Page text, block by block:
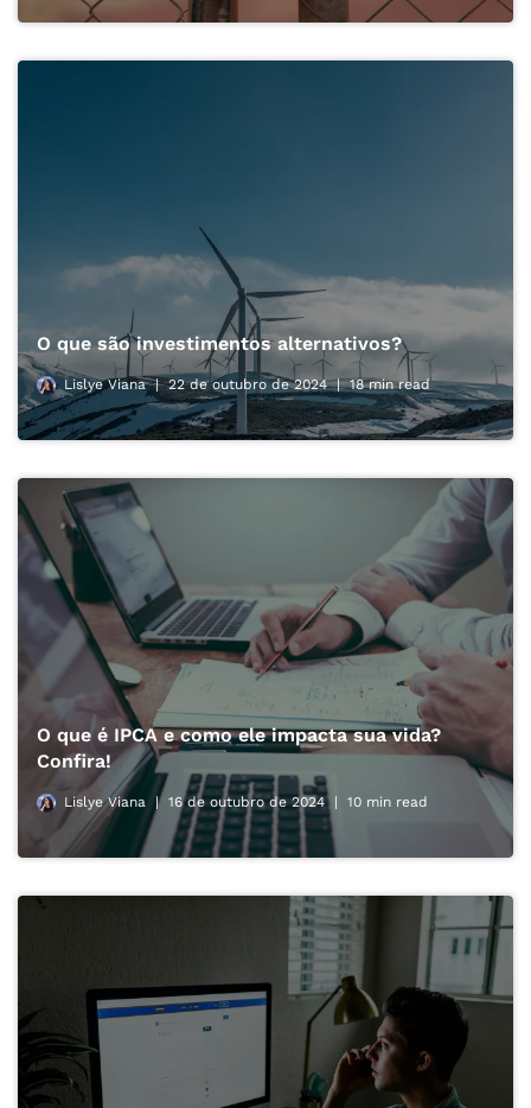
O que são investimentos alternativos?
Lislye Viana 22 de outubro de 2024 18 min read
O que é IPCA e como ele impacta sua vida?
Confira!
Lislye Viana 16 de outubro de 2024 10 min read